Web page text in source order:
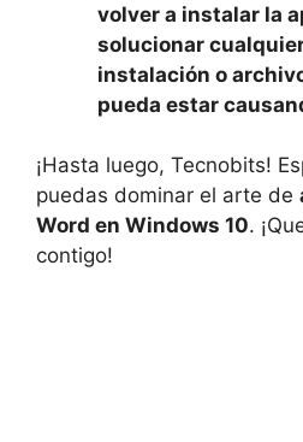
volver a instalar la
solucionar
instalación o
pueda estar
¡Hasta luego, Tecnobits!
puedas dominar el arte de
Word en Windows 10.
contigo!